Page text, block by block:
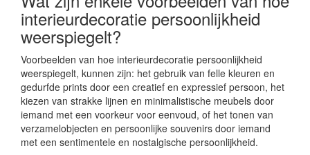
interieurdecoratie persoonlijkheid
weerspiegelt?
Voorbeelden van hoe interieurdecoratie persoonlijkheid
weerspiegelt, kunnen zijn: het gebruik van felle kleuren en
gedurfde prints door een creatief en expressief persoon, het
kiezen van strakke lijnen en minimalistische meubels door
iemand met een voorkeur voor eenvoud, of het tonen van
verzamelobjecten en persoonlijke souvenirs door iemand
met een sentimentele en nostalgische persoonlijkheid.